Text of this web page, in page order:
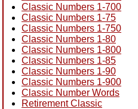
Classic Numbers 1-700
Classic Numbers 1-75
Classic Numbers 1-750
Classic Numbers 1-80
Classic Numbers 1-800
Classic Numbers 1-85
Classic Numbers 1-90
Classic Numbers 1-900
Classic Number Words
Retirement Classic